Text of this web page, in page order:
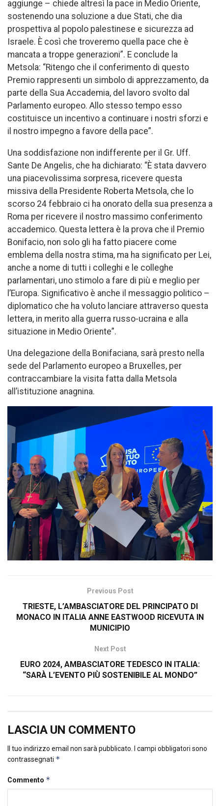
aggiunge – chiede altresì la pace in Medio Oriente,
sostenendo una soluzione a due Stati, che dia
prospettiva al popolo palestinese e sicurezza ad
Israele. È così che troveremo quella pace che è
mancata a troppe generazioni”. E conclude la
Metsola: “Ritengo che il conferimento di questo
Premio rappresenti un simbolo di apprezzamento, da
parte della Sua Accademia, del lavoro svolto dal
Parlamento europeo. Allo stesso tempo esso
costituisce un incentivo a continuare i nostri sforzi e
il nostro impegno a favore della pace”.
Una soddisfazione non indifferente per il Gr. Uff.
Sante De Angelis, che ha dichiarato: “È stata davvero
una piacevolissima sorpresa, ricevere questa
missiva della Presidente Roberta Metsola, che lo
scorso 24 febbraio ci ha onorato della sua presenza a
Roma per ricevere il nostro massimo conferimento
accademico. Questa lettera è la prova che il Premio
Bonifacio, non solo gli ha fatto piacere come
emblema della nostra stima, ma ha significato per Lei,
anche a nome di tutti i colleghi e le colleghe
parlamentari, uno stimolo a fare di più e meglio per
l’Europa. Significativo è anche il messaggio politico –
diplomatico che ha voluto lanciare attraverso questa
lettera, in merito alla guerra russo-ucraina e alla
situazione in Medio Oriente”.
Una delegazione della Bonifaciana, sarà presto nella
sede del Parlamento europeo a Bruxelles, per
contraccambiare la visita fatta dalla Metsola
all’istituzione anagnina.
Previous Post
TRIESTE, L’AMBASCIATORE DEL PRINCIPATO DI
MONACO IN ITALIA ANNE EASTWOOD RICEVUTA IN
MUNICIPIO
Next Post
EURO 2024, AMBASCIATORE TEDESCO IN ITALIA:
“SARÀ L’EVENTO PIÙ SOSTENIBILE AL MONDO”
LASCIA UN COMMENTO
Il tuo indirizzo email non sarà pubblicato.
I campi obbligatori sono
contrassegnati *
Commento *